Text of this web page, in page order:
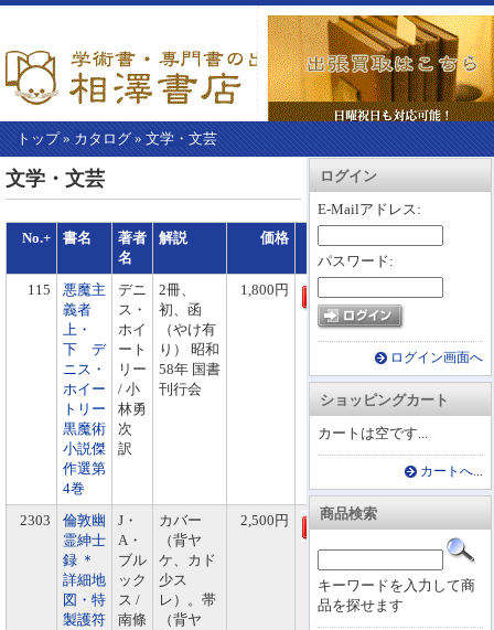
トップ» カタログ » 文学・文芸
カートを見る
ログイン
E-Mailアドレス:
パスワード:
ログイン画面へ
ショッピングカート
カートは空です...
カートへ...
商品検索
キーワードを入力して商
品を探せます
【こ
こ
ら
文学・文芸
No.+ 書名
著者
名
解説 価格
115
悪魔主
義者
上・
下 デ
ニス・
ホイー
トリー
黒魔術
小説傑
作選第
4巻
デニ
ス・
ホイ
ート
リー
/ 小
林勇
次
訳
2冊、
初、函
（やけ有
り） 昭和
58年 国書
刊行会
1,800円
2303
倫敦幽
霊紳士
録 ＊
詳細地
図・特
製護符
J・
A・
ブル
ック
ス /
南條
カバー
（背ヤ
ケ、カド
少ス
レ）。帯
（背ヤ
2,500円